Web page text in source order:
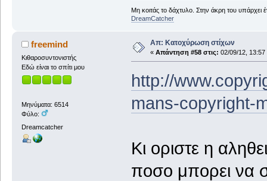
Μη κοιτάς το δάχτυλο. Στην άκρη του υπάρχει
DreamCatcher
freemind
Κιθαροσυντονιστής
Εδώ είναι το σπίτι μου
Μηνύματα: 6514
Φύλο:
Dreamcatcher
Απ: Κατοχύρωση στίχων
« Απάντηση #58 στις: 02/09/12, 13:57
http://
mans-copyright-
Kι οριστε η
ποσο μπορει να